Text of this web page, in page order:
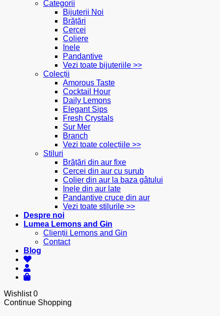
Categorii
Bijuterii Noi
Brățări
Cercei
Coliere
Inele
Pandantive
Vezi toate bijuteriile >>
Colecții
Amorous Taste
Cocktail Hour
Daily Lemons
Elegant Sips
Fresh Crystals
Sur Mer
Branch
Vezi toate colecțiile >>
Stiluri
Brățări din aur fixe
Cercei din aur cu șurub
Colier din aur la baza gâtului
Inele din aur late
Pandantive cruce din aur
Vezi toate stilurile >>
Despre noi
Lumea Lemons and Gin
Clienții Lemons and Gin
Contact
Blog
Wishlist0
Continue Shopping